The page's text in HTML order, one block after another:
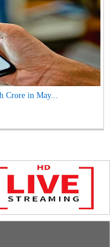
Crore in May...